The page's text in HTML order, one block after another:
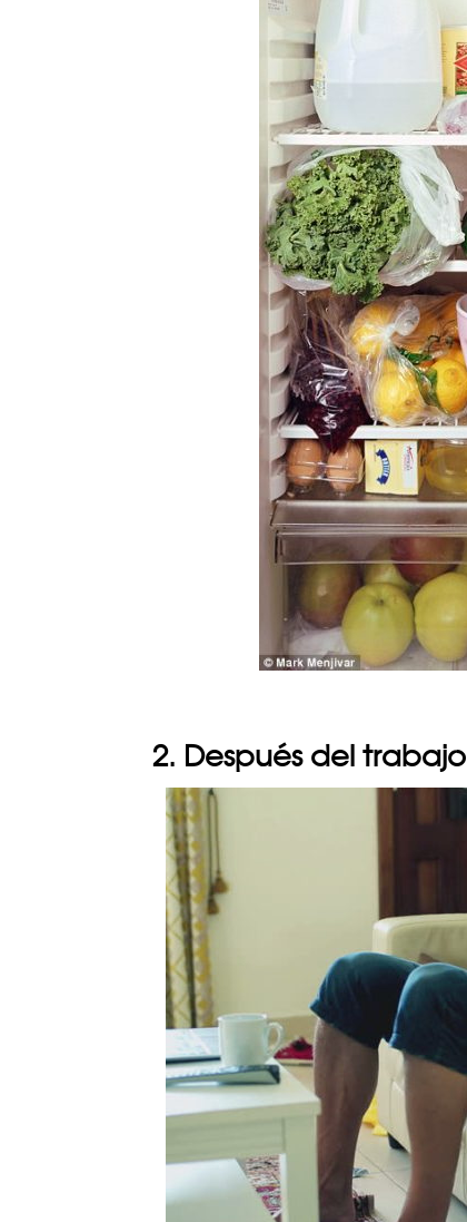
2. Después del trabajo